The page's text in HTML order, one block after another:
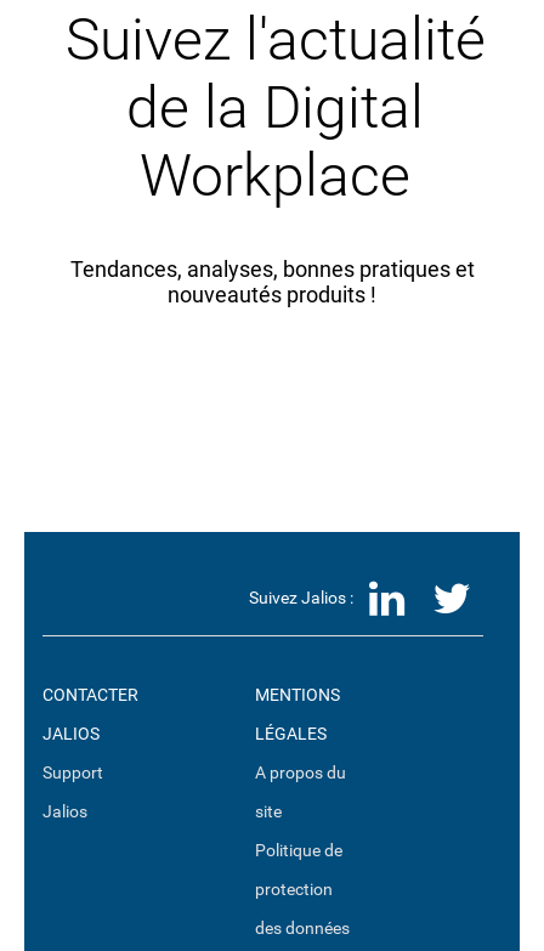
Suivez l'actualité
de la Digital
Workplace
Tendances, analyses, bonnes pratiques et
nouveautés produits !
Suivez Jalios :
CONTACTER
JALIOS
Support
Jalios
MENTIONS
LÉGALES
A propos du
site
Politique de
protection
des données